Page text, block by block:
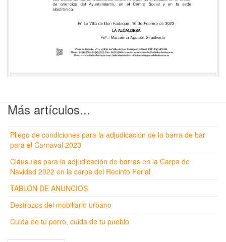
Más artículos...
Pliego de condiciones para la adjudicación de la barra de bar
para el Carnaval 2023
Cláusulas para la adjudicación de barras en la Carpa de
Navidad 2022 en la carpa del Recinto Ferial
TABLÓN DE ANUNCIOS
Destrozos del mobiliario urbano
Cuida de tu perro, cuida de tu pueblo